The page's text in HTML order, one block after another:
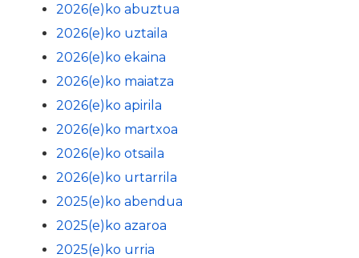
2026(e)ko abuztua
2026(e)ko uztaila
2026(e)ko ekaina
2026(e)ko maiatza
2026(e)ko apirila
2026(e)ko martxoa
2026(e)ko otsaila
2026(e)ko urtarrila
2025(e)ko abendua
2025(e)ko azaroa
2025(e)ko urria